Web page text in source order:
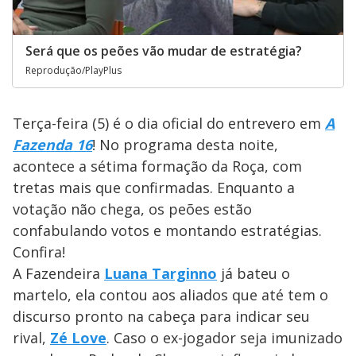
Será que os peões vão mudar de estratégia?
Reprodução/PlayPlus
Terça-feira (5) é o dia oficial do entrevero em A
Fazenda 16! No programa desta noite,
acontece a sétima formação da Roça, com
tretas mais que confirmadas. Enquanto a
votação não chega, os peões estão
confabulando votos e montando estratégias.
Confira!
A Fazendeira Luana Targinno já bateu o
martelo, ela contou aos aliados que até tem o
discurso pronto na cabeça para indicar seu
rival, Zé Love. Caso o ex-jogador seja imunizado